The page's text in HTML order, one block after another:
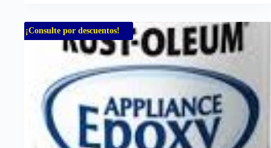
¡Consulte por descuentos!